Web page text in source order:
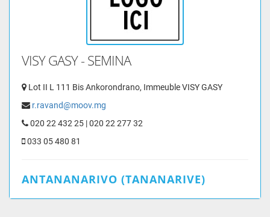
VISY GASY - SEMINA
Lot II L 111 Bis Ankorondrano, Immeuble VISY GASY
r.ravand@moov.mg
020 22 432 25 | 020 22 277 32
033 05 480 81
ANTANANARIVO (TANANARIVE)